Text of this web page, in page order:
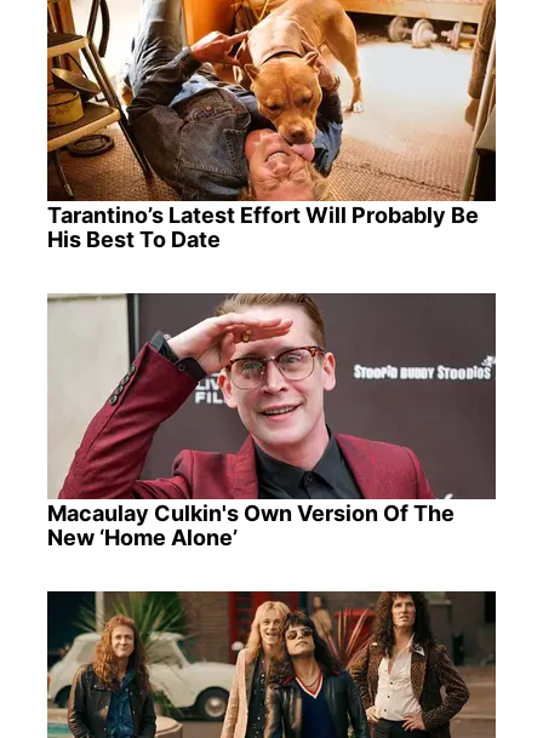
Tarantino’s Latest Effort Will Probably Be
His Best To Date
Macaulay Culkin's Own Version Of The
New ‘Home Alone’